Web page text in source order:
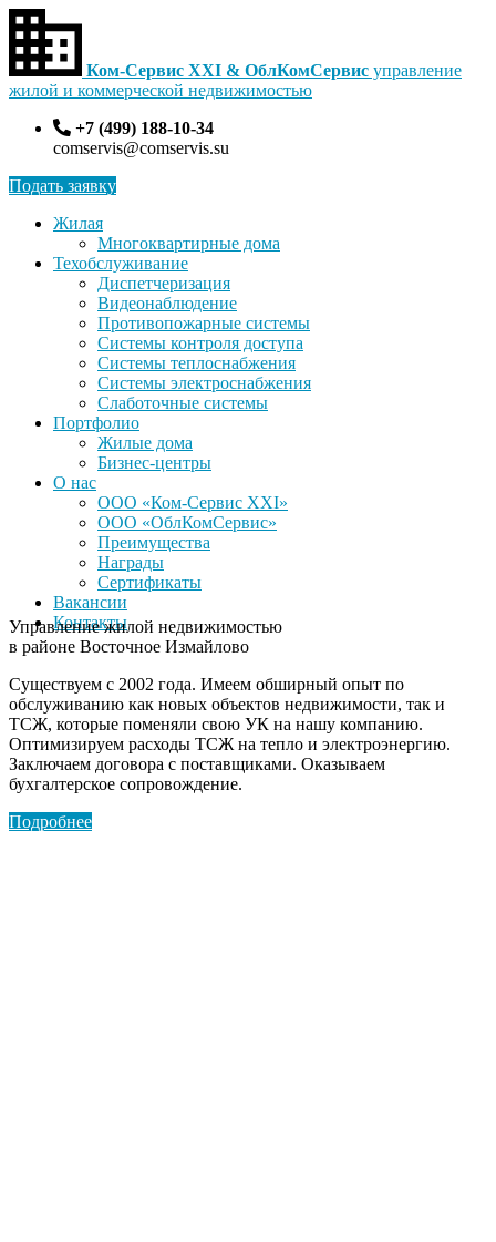
Ком-Сервис XXI & ОблКомСервис управление
жилой и коммерческой недвижимостью
+7 (499) 188-10-34
comservis@comservis.su
Подать заявку
Жилая
Многоквартирные дома
Техобслуживание
Диспетчеризация
Видеонаблюдение
Противопожарные системы
Системы контроля доступа
Системы теплоснабжения
Системы электроснабжения
Слаботочные системы
Портфолио
Жилые дома
Бизнес-центры
О нас
ООО «Ком-Сервис XXI»
ООО «ОблКомСервис»
Преимущества
Награды
Сертификаты
Вакансии
Контакты
Управление жилой недвижимостью
в районе Восточное Измайлово
Существуем с 2002 года. Имеем обширный опыт по
обслуживанию как новых объектов недвижимости, так и
ТСЖ, которые поменяли свою УК на нашу компанию.
Оптимизируем расходы ТСЖ на тепло и электроэнергию.
Заключаем договора с поставщиками. Оказываем
бухгалтерское сопровождение.
Подробнее